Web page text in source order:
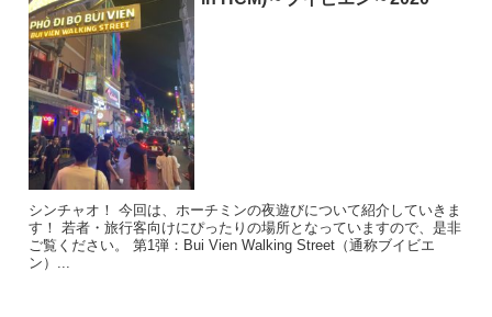
シンチャオ！ 今回は、ホーチミンの夜遊びについて紹介していきま
す！ 若者・旅行客向けにぴったりの場所となっていますので、是非
ご覧ください。 第1弾：Bui Vien Walking Street（通称ブイビエ
ン）...